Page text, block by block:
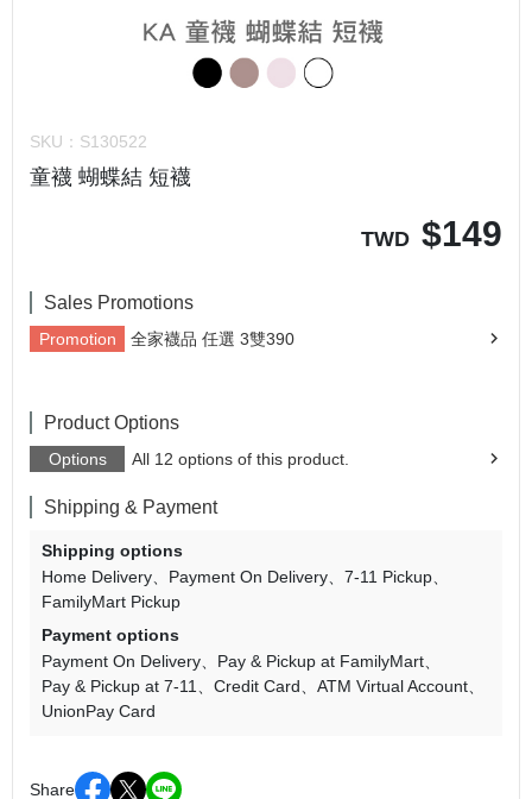
SKU： S130522
童襪 蝴蝶結 短襪
TWD $149
Sales Promotions
Promotion 全家襪品 任選 3雙390
Product Options
Options All 12 options of this product.
Shipping & Payment
Shipping options
Home Delivery
Payment On Delivery
7-11 Pickup
FamilyMart Pickup
Payment options
Payment On Delivery
Pay & Pickup at FamilyMart
Pay & Pickup at 7-11
Credit Card
ATM Virtual Account
UnionPay Card
Share